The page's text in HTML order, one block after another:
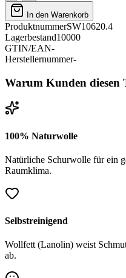
In den Warenkorb
ProduktnummerSW10620.4
Lagerbestand10000
GTIN/EAN-
Herstellernummer-
Warum Kunden diesen
100% Naturwolle
Natürliche Schurwolle für ein
Raumklima.
Selbstreinigend
Wollfett (Lanolin) weist
ab.